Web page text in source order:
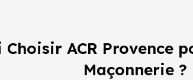
ACR Provence
Maçonnerie ?